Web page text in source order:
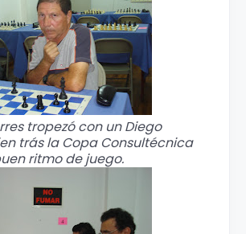
tropezó con un Diego
trás la Copa Consultécnica
ritmo de juego.